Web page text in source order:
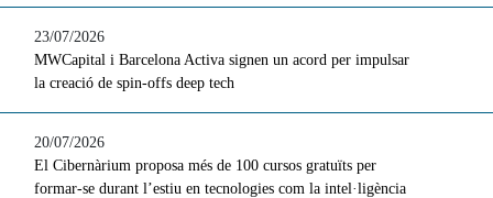
23/07/2026
MWCapital i Barcelona Activa signen un acord per impulsar
la creació de spin-offs deep tech
20/07/2026
El Cibernàrium proposa més de 100 cursos gratuïts per
formar-se durant l’estiu en tecnologies com la intel·ligència